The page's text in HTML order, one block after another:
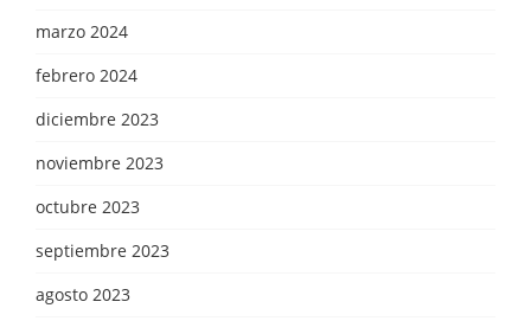
marzo 2024
febrero 2024
diciembre 2023
noviembre 2023
octubre 2023
septiembre 2023
agosto 2023